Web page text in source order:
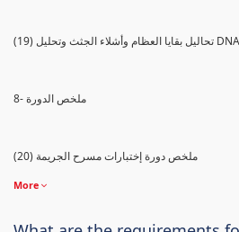
8- ملخص الدورة
(20) ملخص دورة إختبارات مسرح الجريمة
More